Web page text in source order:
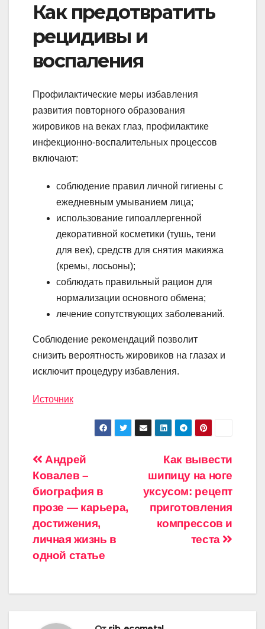
Как предотвратить
рецидивы и
воспаления
Профилактические меры избавления
развития повторного образования
жировиков на веках глаз, профилактике
инфекционно-воспалительных процессов
включают:
соблюдение правил личной гигиены с
ежедневным умыванием лица;
использование гипоаллергенной
декоративной косметики (тушь, тени
для век), средств для снятия макияжа
(кремы, лосьоны);
соблюдать правильный рацион для
нормализации основного обмена;
лечение сопутствующих заболеваний.
Соблюдение рекомендаций позволит
снизить вероятность жировиков на глазах и
исключит процедуру избавления.
Источник
Навигация
по
записям
Как вывести
шипицу на ноге
уксусом: рецепт
приготовления
компрессов и
теста
Андрей
Ковалев –
биография в
прозе — карьера,
достижения,
личная жизнь в
одной статье